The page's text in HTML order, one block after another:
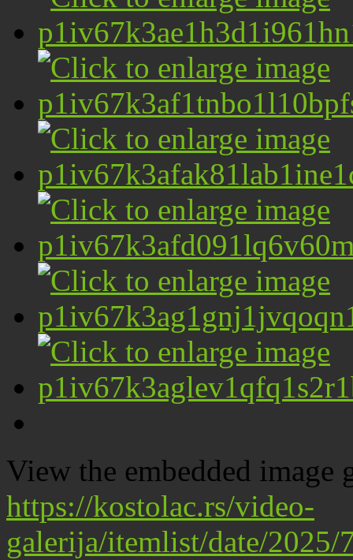
View the embedded image
https://kostolac.rs/video-
galerija/itemlist/date/